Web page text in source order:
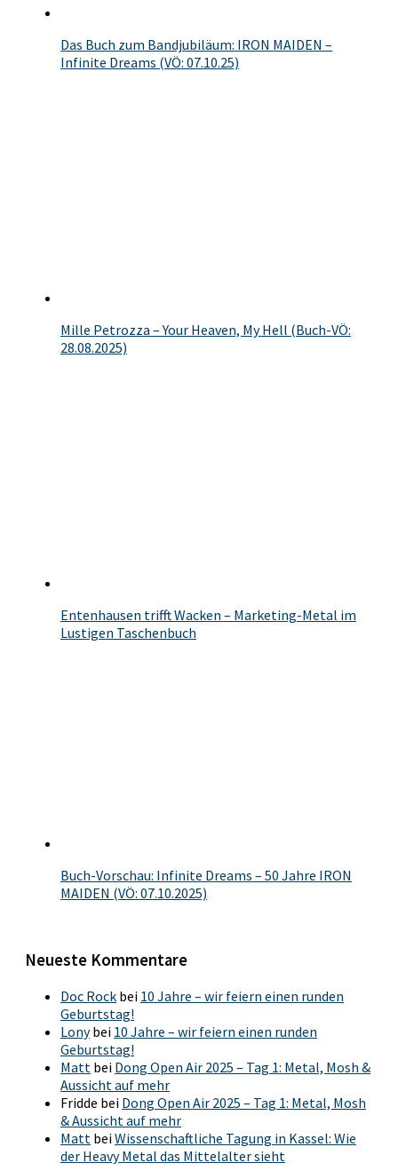
Das Buch zum Bandjubiläum: IRON MAIDEN –
Infinite Dreams (VÖ: 07.10.25)
Mille Petrozza – Your Heaven, My Hell (Buch-VÖ:
28.08.2025)
Entenhausen trifft Wacken – Marketing-Metal im
Lustigen Taschenbuch
Buch-Vorschau: Infinite Dreams – 50 Jahre IRON
MAIDEN (VÖ: 07.10.2025)
Neueste Kommentare
Doc Rock bei 10 Jahre – wir feiern einen runden
Geburtstag!
Lonybei 10 Jahre – wir feiern einen runden
Geburtstag!
Matt bei Dong Open Air 2025 – Tag 1: Metal, Mosh &
Aussicht auf mehr
Fridde bei Dong Open Air 2025 – Tag 1: Metal, Mosh
& Aussicht auf mehr
Matt beiWissenschaftliche Tagung in Kassel: Wie
der Heavy Metal das Mittelalter sieht